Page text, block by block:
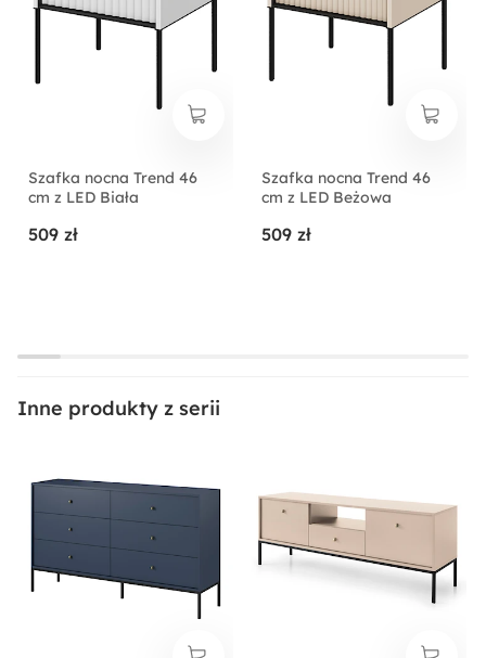
Szafka nocna Trend 46
cm z LED Biała
509 zł
Szafka nocna Trend 46
cm z LED Beżowa
509 zł
Inne produkty z serii